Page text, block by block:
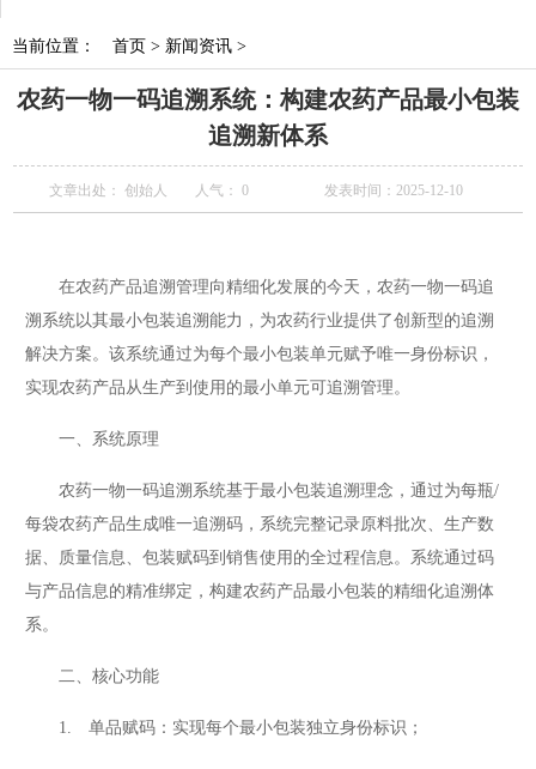
当前位置： 首页 > 新闻资讯 >
农药一物一码追溯系统：构建农药产品最小包装
追溯新体系
文章出处： 创始人 人气： 0 发表时间：2025-12-10
在农药产品追溯管理向精细化发展的今天，农药一物一码追
溯系统以其最小包装追溯能力，为农药行业提供了创新型的追溯
解决方案。该系统通过为每个最小包装单元赋予唯一身份标识，
实现农药产品从生产到使用的最小单元可追溯管理。
一、系统原理
农药一物一码追溯系统基于最小包装追溯理念，通过为每瓶/
每袋农药产品生成唯一追溯码，系统完整记录原料批次、生产数
据、质量信息、包装赋码到销售使用的全过程信息。系统通过码
与产品信息的精准绑定，构建农药产品最小包装的精细化追溯体
系。
二、核心功能
1. 单品赋码：实现每个最小包装独立身份标识；